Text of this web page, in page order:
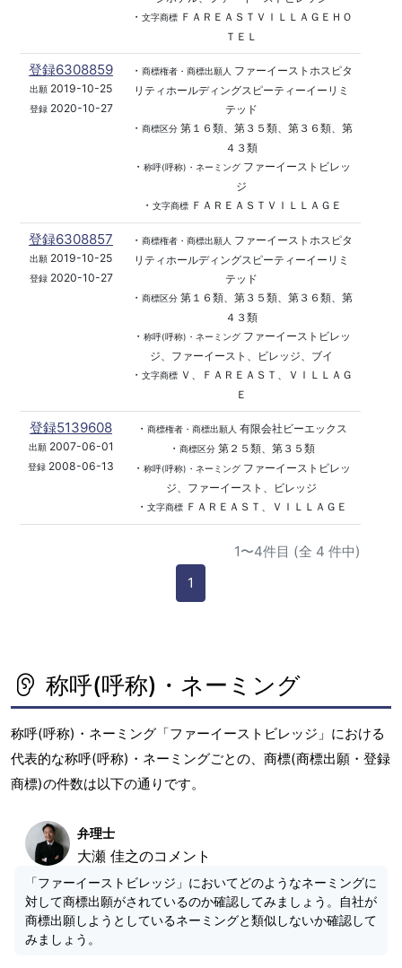
・ 文字商標ＦＡＲＥＡＳＴＶＩＬＬＡＧＥＨＯ
ＴＥＬ
登録6308859
出願 2019-10-25
登録2020-10-27
・ 商標権者・商標出願人
ファーイーストホスピタ
リティホールディングスピーティーイーリミ
テッド
・ 商標区分第１６類、第３５類、第３６類、第
４３類
・ 称呼(呼称)・ネーミングファーイーストビレッ
ジ
・ 文字商標ＦＡＲＥＡＳＴＶＩＬＬＡＧＥ
登録6308857
出願 2019-10-25
登録2020-10-27
・ 商標権者・商標出願人
ファーイーストホスピタ
リティホールディングスピーティーイーリミ
テッド
・ 商標区分第１６類、第３５類、第３６類、第
４３類
・ 称呼(呼称)・ネーミングファーイーストビレッ
ジ、ファーイースト、ビレッジ、ブイ
・ 文字商標Ｖ、ＦＡＲＥＡＳＴ、ＶＩＬＬＡＧ
Ｅ
登録5139608
出願2007-06-01
登録 2008-06-13
・ 商標権者・商標出願人 有限会社ビーエックス
・ 商標区分第２５類、第３５類
・ 称呼(呼称)・ネーミングファーイーストビレッ
ジ、ファーイースト、ビレッジ
・ 文字商標ＦＡＲＥＡＳＴ、ＶＩＬＬＡＧＥ
1〜4件目 (全 4 件中)
1
称呼(呼称)・ネーミング
称呼(呼称)・ネーミング「ファーイーストビレッジ」における
代表的な称呼(呼称)・ネーミングごとの、商標(商標出願・登録
商標)の件数は以下の通りです。
弁理士
大瀬 佳之のコメント
「ファーイーストビレッジ」においてどのようなネーミングに
対して商標出願がされているのか確認してみましょう。自社が
商標出願しようとしているネーミングと類似しないか確認して
みましょう。